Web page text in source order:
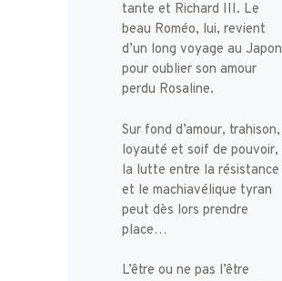
tante et Richard III. Le
beau Roméo, lui, revient
d’un long voyage au Japon
pour oublier son amour
perdu Rosaline.
Sur fond d’amour, trahison,
loyauté et soif de pouvoir,
la lutte entre la résistance
et le machiavélique tyran
peut dès lors prendre
place…
L’être ou ne pas l’être